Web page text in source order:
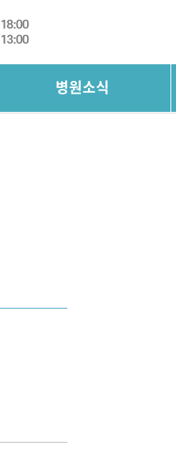
병원소식